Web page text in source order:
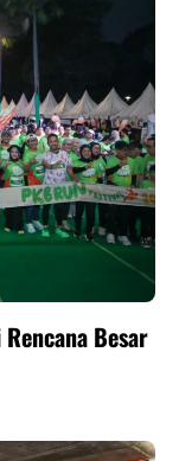
Besar